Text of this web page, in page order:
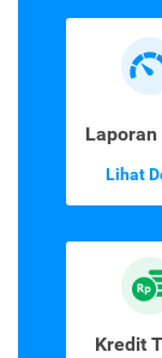
Lihat
Kredit